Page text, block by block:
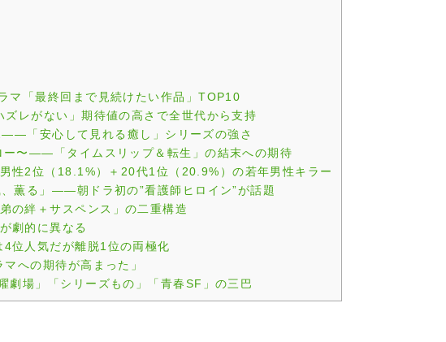
マ「最終回まで見続けたい作品」TOP10
レがない」期待値の高さで全世代から支持
「安心して見れる癒し」シリーズの強さ
ー〜——「タイムスリップ＆転生」の結末への期待
性2位（18.1%）＋20代1位（20.9%）の若年男性キラー
、薫る」——朝ドラ初の”看護師ヒロイン”が話題
の絆＋サスペンス」の二重構造
劇的に異なる
4位人気だが離脱1位の両極化
への期待が高まった」
劇場」「シリーズもの」「青春SF」の三巴